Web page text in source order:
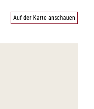
Auf der Karte anschauen